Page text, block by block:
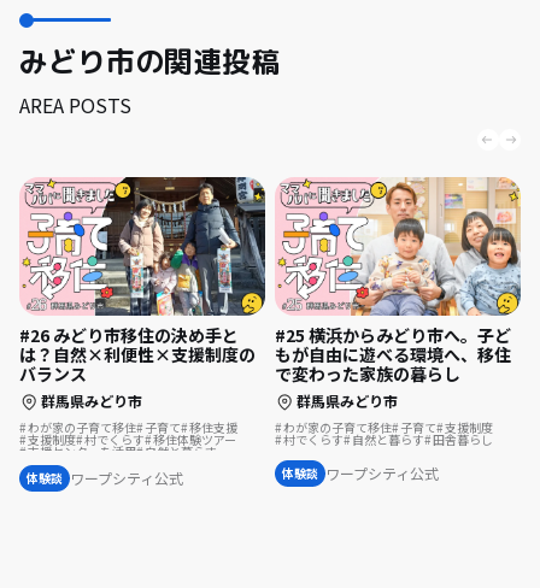
みどり市の関連投稿
AREA POSTS
#26 みどり市移住の決め手と
は？自然×利便性×支援制度の
バランス
群馬県みどり市
わが家の子育て移住 子育て 移住支援
支援制度 村でくらす 移住体験ツアー
支援センターを活用 自然と暮らす
移住体験
体験談 ワープシティ公式
#25 横浜からみどり市へ。子ど
もが自由に遊べる環境へ、移住
で変わった家族の暮らし
群馬県みどり市
わが家の子育て移住 子育て 支援制度
村でくらす 自然と暮らす 田舎暮らし
体験談 ワープシティ公式